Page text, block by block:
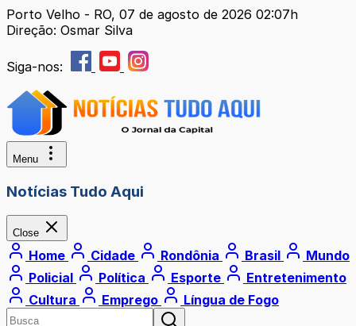
Porto Velho - RO, 07 de agosto de 2026 02:07h
Direção: Osmar Silva
Siga-nos:
Menu
Notícias Tudo Aqui
Close
Home Cidade Rondônia Brasil
Mundo
Policial
Política Esporte
Entretenimento
Cultura
Emprego Língua de Fogo